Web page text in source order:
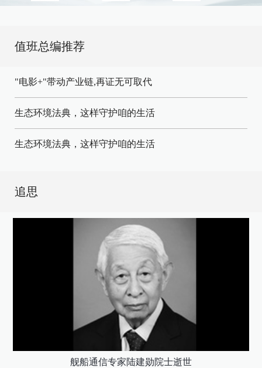
值班总编推荐
"电影+"带动产业链,再证无可取代
生态环境法典，这样守护咱的生活
生态环境法典，这样守护咱的生活
追思
舰船通信专家陆建勋院士逝世